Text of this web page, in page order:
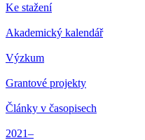
Ke stažení
Akademický kalendář
Výzkum
Grantové projekty
Články v časopisech
2021–